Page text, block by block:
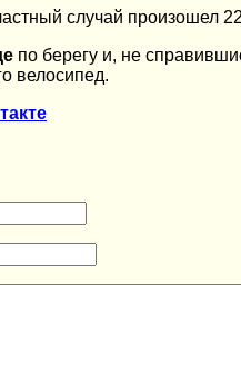
случай произошел
по берегу и, не
велосипед.